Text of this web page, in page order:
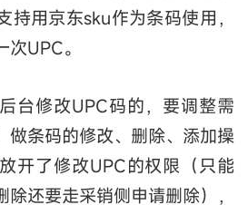
持用京东sku作为条码使用，
UPC。
台修改UPC码的，要调整需
做条码的修改、删除、添加操
开了修改UPC的权限（只能
还要走采销侧申请删除），